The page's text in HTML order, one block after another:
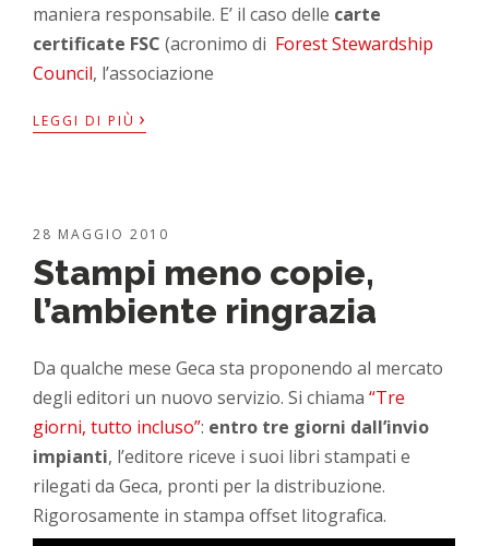
maniera responsabile. E’ il caso delle carte
certificate FSC (acronimo di Forest Stewardship
Council, l’associazione
LEGGI DI PIÙ ›
28 MAGGIO 2010
Stampi meno copie,
l’ambiente ringrazia
Da qualche mese Geca sta proponendo al mercato
degli editori un nuovo servizio. Si chiama “Tre
giorni, tutto incluso”: entro tre giorni dall’invio
impianti, l’editore riceve i suoi libri stampati e
rilegati da Geca, pronti per la distribuzione.
Rigorosamente in stampa offset litografica.